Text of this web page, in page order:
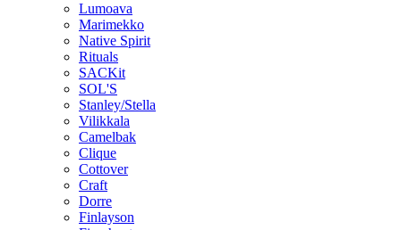
Lumoava
Marimekko
Native Spirit
Rituals
SACKit
SOL'S
Stanley/Stella
Vilikkala
Camelbak
Clique
Cottover
Craft
Dorre
Finlayson